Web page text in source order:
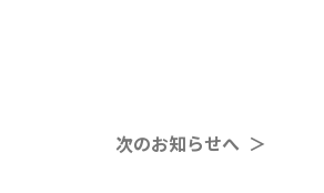
次のお知らせへ ＞